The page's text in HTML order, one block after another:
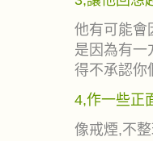
他有可能會
是因為有一
得不承認你
4,作一些正
像戒煙,不